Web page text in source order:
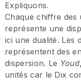
Expliquons.
Chaque chiffre
représente une
ici une dualité. Les
représentent des
dispersion. Le Youd
unités car le Dix